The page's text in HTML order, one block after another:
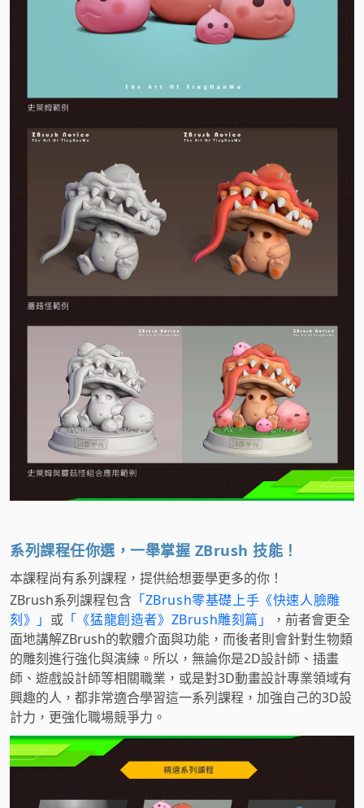
系列課程任你選，一舉掌握 ZBrush 技能！
本課程尚有系列課程，提供給想要學更多的你！
ZBrush系列課程包含 「ZBrush零基礎上手《快速人臉雕
刻》」 或「《猛龍創造者》ZBrush雕刻篇」
，前者會更全
面地講解ZBrush的軟體介面與功能，而後者則會針對生物類
的雕刻進行強化與演練。所以，無論你是2D設計師、插畫
師、遊戲設計師等相關職業，或是對3D動畫設計專業領域有
興趣的人，都非常適合學習這一系列課程，加強自己的3D設
計力，更強化職場競爭力。